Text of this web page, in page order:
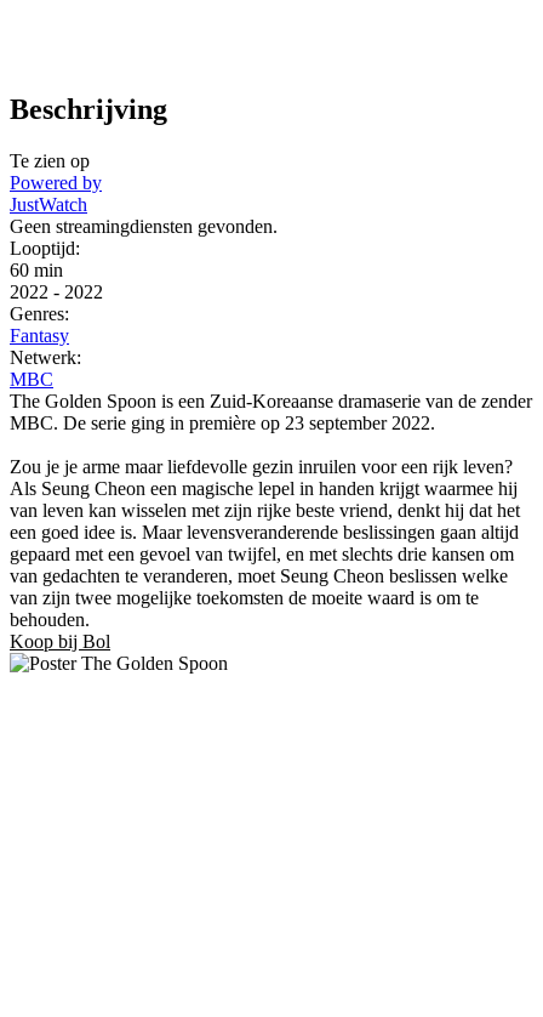
Beschrijving
Te zien op
Powered by
JustWatch
Geen streamingdiensten gevonden.
Looptijd:
60 min
2022 - 2022
Genres:
Fantasy
Netwerk:
MBC
The Golden Spoon is een Zuid-Koreaanse dramaserie van de zender
MBC. De serie ging in première op 23 september 2022.
Zou je je arme maar liefdevolle gezin inruilen voor een rijk leven?
Als Seung Cheon een magische lepel in handen krijgt waarmee hij
van leven kan wisselen met zijn rijke beste vriend, denkt hij dat het
een goed idee is. Maar levensveranderende beslissingen gaan altijd
gepaard met een gevoel van twijfel, en met slechts drie kansen om
van gedachten te veranderen, moet Seung Cheon beslissen welke
van zijn twee mogelijke toekomsten de moeite waard is om te
behouden.
Koop bij Bol